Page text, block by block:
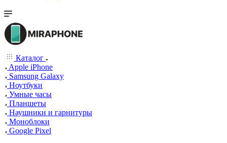
Каталог
Apple iPhone
Samsung Galaxy
Ноутбуки
Умные часы
Планшеты
Наушники и гарнитуры
Моноблоки
Google Pixel